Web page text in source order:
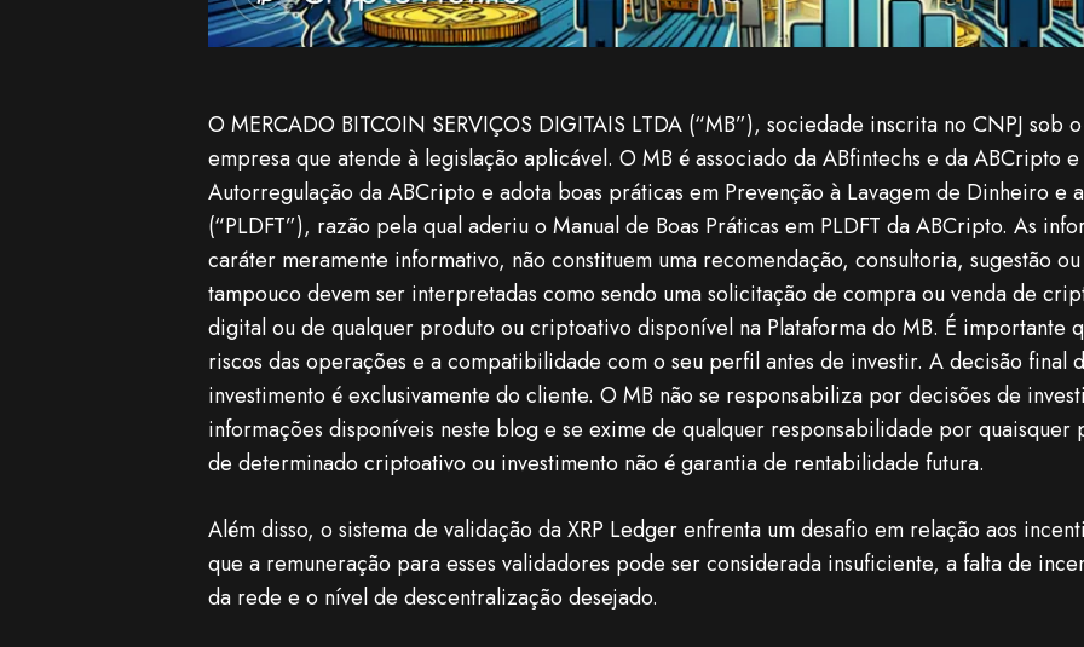
O MERCADO BITCOIN SERVIÇOS DIGITAIS LTDA (“MB”), sociedade inscrita no CNPJ sob
empresa que atende à legislação aplicável. O MB é associado da ABfintechs e da ABCripto
Autorregulação da ABCripto e adota boas práticas em Prevenção à Lavagem de Dinheiro e
(“PLDFT”), razão pela qual aderiu o Manual de Boas Práticas em PLDFT da ABCripto. As
caráter meramente informativo, não constituem uma recomendação, consultoria, sugestão
tampouco devem ser interpretadas como sendo uma solicitação de compra ou venda de
digital ou de qualquer produto ou criptoativo disponível na Plataforma do MB. É
riscos das operações e a compatibilidade com o seu perfil antes de investir. A decisão final
investimento é exclusivamente do cliente. O MB não se responsabiliza por decisões de
informações disponíveis neste blog e se exime de qualquer responsabilidade por
de determinado criptoativo ou investimento não é garantia de rentabilidade futura.
Além disso, o sistema de validação da XRP Ledger enfrenta um desafio em relação aos
que a remuneração para esses validadores pode ser considerada insuficiente, a falta de
da rede e o nível de descentralização desejado.